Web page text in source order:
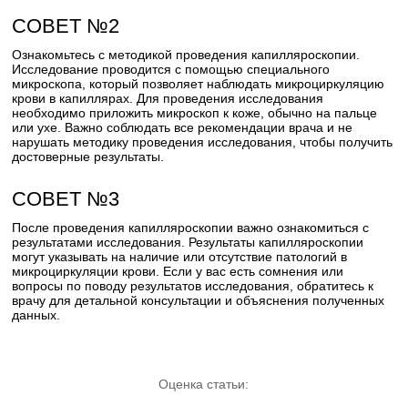
СОВЕТ №2
Ознакомьтесь с методикой проведения капилляроскопии.
Исследование проводится с помощью специального
микроскопа, который позволяет наблюдать микроциркуляцию
крови в капиллярах. Для проведения исследования
необходимо приложить микроскоп к коже, обычно на пальце
или ухе. Важно соблюдать все рекомендации врача и не
нарушать методику проведения исследования, чтобы получить
достоверные результаты.
СОВЕТ №3
После проведения капилляроскопии важно ознакомиться с
результатами исследования. Результаты капилляроскопии
могут указывать на наличие или отсутствие патологий в
микроциркуляции крови. Если у вас есть сомнения или
вопросы по поводу результатов исследования, обратитесь к
врачу для детальной консультации и объяснения полученных
данных.
Оценка статьи: